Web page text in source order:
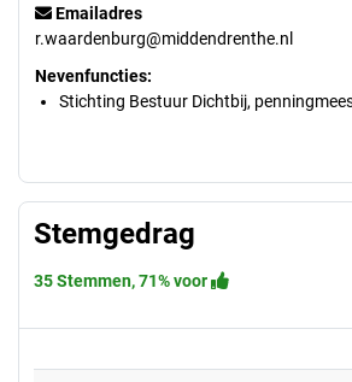
Emailadres
r.waardenburg@middendrenthe.nl
Nevenfuncties:
Stichting Bestuur Dichtbij,
Stemgedrag
35 Stemmen, 71% voor